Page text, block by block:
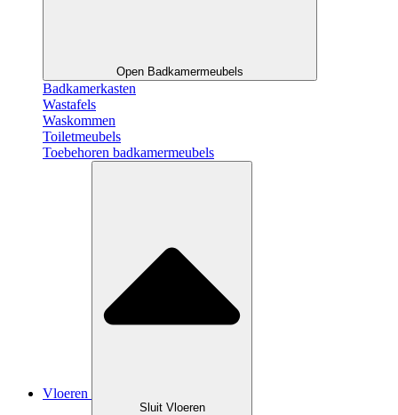
Open Badkamermeubels
Badkamerkasten
Wastafels
Waskommen
Toiletmeubels
Toebehoren badkamermeubels
Vloeren
Sluit Vloeren